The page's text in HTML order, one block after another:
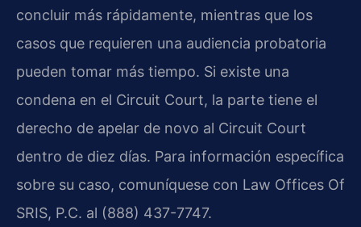
concluir más rápidamente, mientras que los
casos que requieren una audiencia probatoria
pueden tomar más tiempo. Si existe una
condena en el Circuit Court, la parte tiene el
derecho de apelar de novo al Circuit Court
dentro de diez días. Para información específica
sobre su caso, comuníquese con Law Offices Of
SRIS, P.C. al (888) 437-7747.